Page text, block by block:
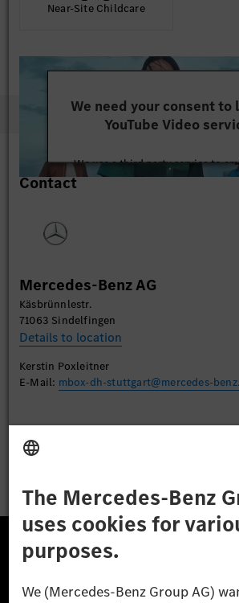
Near-Site Childcare
We need your consent to
YouTube Video
We use a third party service to
content that may collect data about
Contact
Mercedes-Benz AG
Käsbrünnlestr.
71063 Sindelfingen
Details to location
Kerstin Poxleitner
E-Mail: mbox-dh-stuttgart@mercedes-